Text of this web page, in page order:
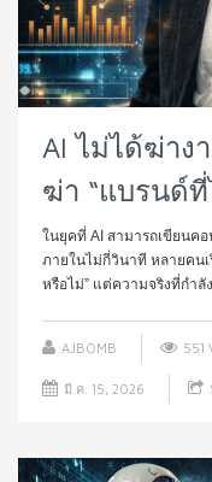
AI ไม่ได้ฆ่าง
ฆ่า “แบรนด์
ในยุคที่ AI สามารถเขียนค
ภายในไม่กี่วินาที หลายคน
หรือไม่” แต่ความจริงที่กำ
AJBOMB 551
มี.ค. 15, 2026